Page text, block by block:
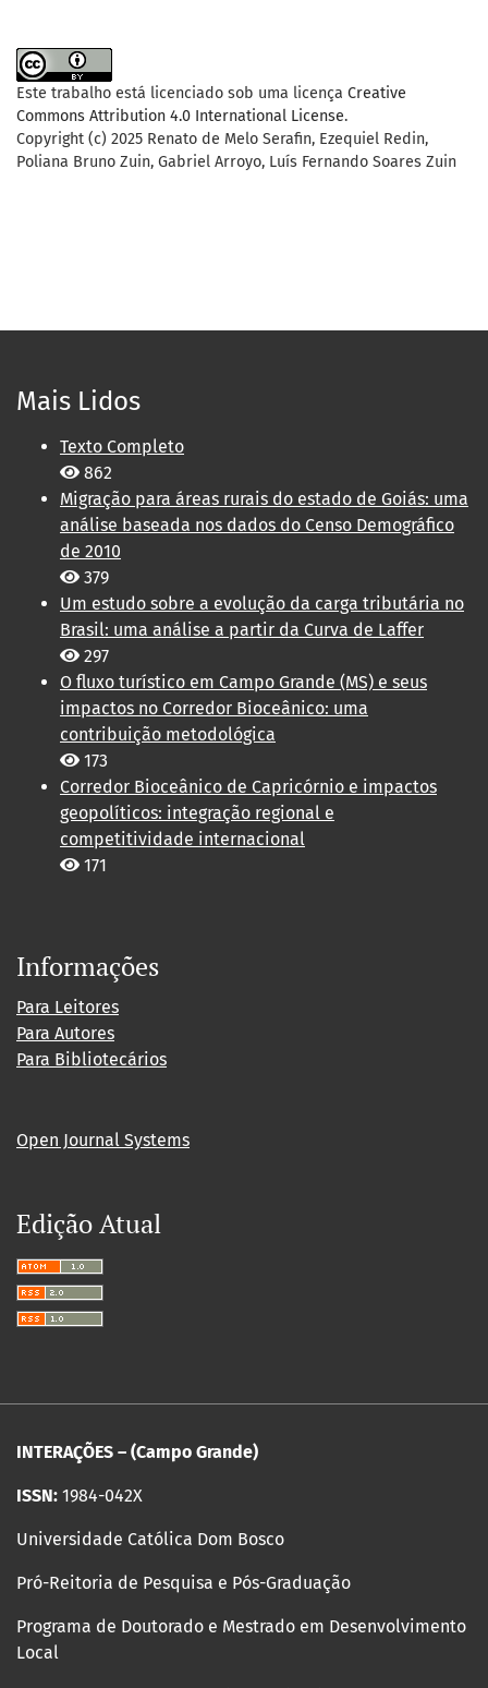
Este trabalho está licenciado sob uma licença Creative
Commons Attribution 4.0 International License.
Copyright (c) 2025 Renato de Melo Serafin, Ezequiel Redin,
Poliana Bruno Zuin, Gabriel Arroyo, Luís Fernando Soares Zuin
Mais Lidos
Texto Completo
862
Migração para áreas rurais do estado de Goiás: uma
análise baseada nos dados do Censo Demográfico
de 2010
379
Um estudo sobre a evolução da carga tributária no
Brasil: uma análise a partir da Curva de Laffer
297
O fluxo turístico em Campo Grande (MS) e seus
impactos no Corredor Bioceânico: uma
contribuição metodológica
173
Corredor Bioceânico de Capricórnio e impactos
geopolíticos: integração regional e
competitividade internacional
171
Informações
Para Leitores
Para Autores
Para Bibliotecários
Open Journal Systems
Edição Atual
INTERAÇÕES – (Campo Grande)
ISSN: 1984-042X
Universidade Católica Dom Bosco
Pró-Reitoria de Pesquisa e Pós-Graduação
Programa de Doutorado e Mestrado em Desenvolvimento
Local